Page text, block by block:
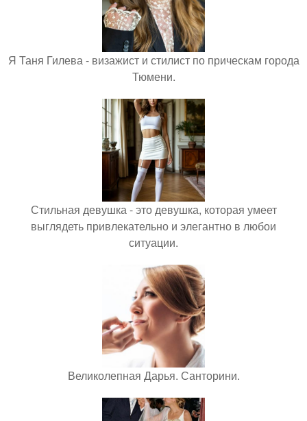
Я Таня Гилева - визажист и стилист по прическам города
Тюмени.
Стильная девушка - это девушка, которая умеет
выглядеть привлекательно и элегантно в любои
ситуации.
Великолепная Дарья. Санторини.